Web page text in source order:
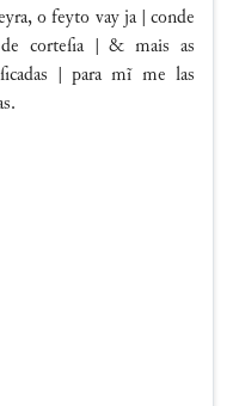
o feyto vay ja | conde
corteſia | & mais as
| para mĩ me las